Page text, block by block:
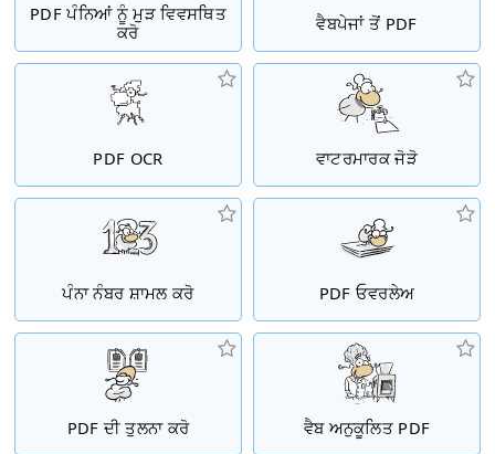
PDF ਪੰਨਿਆਂ ਨੂੰ ਮੁੜ ਵਿਵਸਥਿਤ
ਕਰੋ
ਵੈਬਪੇਜਾਂ ਤੋਂ PDF
PDF OCR ਵਾਟਰਮਾਰਕ ਜੋੜੋ
ਪੰਨਾ ਨੰਬਰ ਸ਼ਾਮਲ ਕਰੋ PDF ਓਵਰਲੇਅ
PDF ਦੀ ਤੁਲਨਾ ਕਰੋ ਵੈਬ ਅਨੁਕੂਲਿਤ PDF